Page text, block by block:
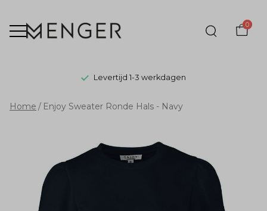
0
Levertijd 1-3 werkdagen
Enjoy
Sweater
Ronde
Hals
Home Enjoy Sweater Ronde Hals - Navy